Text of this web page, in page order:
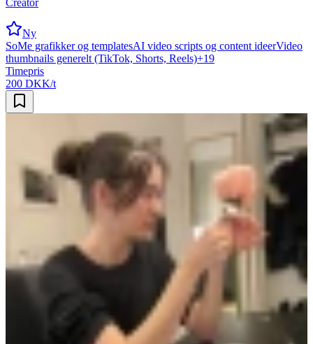
Creator
Ny
SoMe grafikker og templatesAI video scripts og content ideerVideo
thumbnails generelt (TikTok, Shorts, Reels)+19
Timepris
200 DKK/t